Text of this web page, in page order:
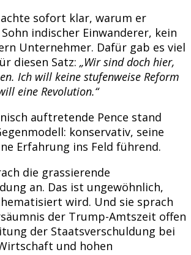
sofort klar, warum er
indischer Einwanderer, kein
Unternehmer. Dafür gab es viel
diesen Satz: „Wir sind doch hier,
Ich will keine stufenweise Reform
eine Revolution.“
auftretende Pence stand
konservativ, seine
Erfahrung ins Feld führend.
die grassierende
an. Das ist ungewöhnlich,
wird. Und sie sprach
der Trump-Amtszeit offen
der Staatsverschuldung bei
und hohen